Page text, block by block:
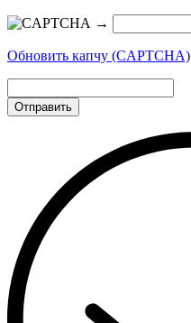
→
Обновить капчу (CAPTCHA)
Отправить